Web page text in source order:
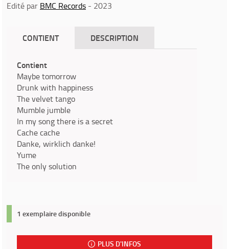
Edité par BMC Records - 2023
CONTIENT DESCRIPTION
Contient
Maybe tomorrow
Drunk with happiness
The velvet tango
Mumble jumble
In my song there is a secret
Cache cache
Danke, wirklich danke!
Yume
The only solution
1 exemplaire disponible
PLUS D'INFOS